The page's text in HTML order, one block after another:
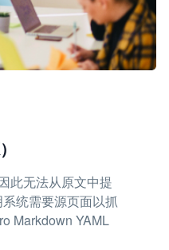
此无法从原文中提
统需要源页面以抓
Markdown YAML